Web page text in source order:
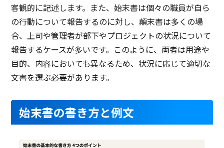
客観的に記述します。また、始末書は個々の職員が自ら
の行動について報告するのに対し、顛末書は多くの場
合、上司や管理者が部下やプロジェクトの状況について
報告するケースが多いです。このように、両者は用途や
目的、内容においても異なるため、状況に応じて適切な
文書を選ぶ必要があります。
始末書の書き方と例文